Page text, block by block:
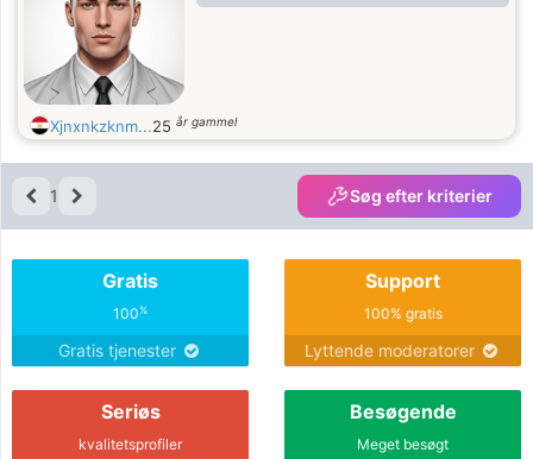
Xjnxnkzknm...25 år gammel
1 Søg efter kriterier
Gratis
100%
Gratis tjenester
Support
100% gratis
Lyttende moderatorer
Seriøs
kvalitetsprofiler
Besøgende
Meget besøgt